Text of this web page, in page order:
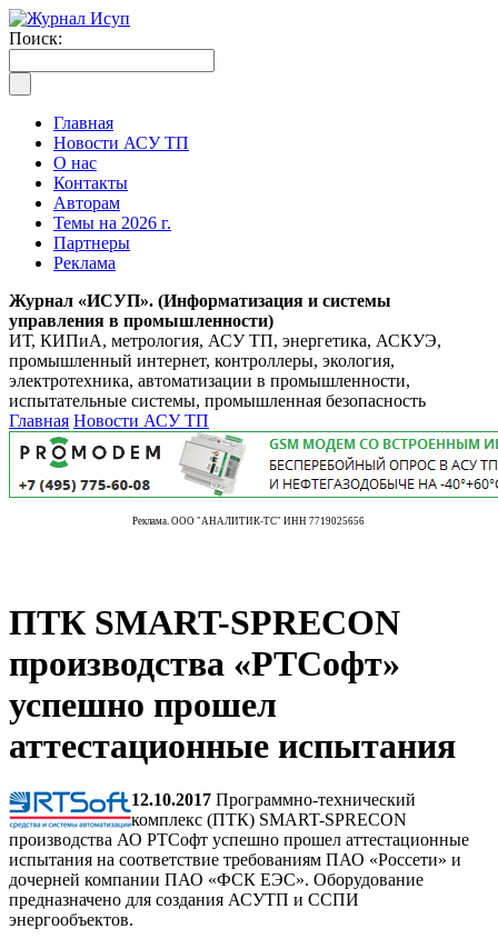
Поиск:
Главная
Новости АСУ ТП
О нас
Контакты
Авторам
Темы на 2026 г.
Партнеры
Реклама
Журнал «ИСУП». (Информатизация и системы
управления в промышленности)
ИТ, КИПиА, метрология, АСУ ТП, энергетика, АСКУЭ,
промышленный интернет, контроллеры, экология,
электротехника, автоматизации в промышленности,
испытательные системы, промышленная безопасность
Главная Новости АСУ ТП
Реклама. ООО "АНАЛИТИК-ТС" ИНН 7719025656
ПТК SMART-SPRECON
производства «РТСофт»
успешно прошел
аттестационные испытания
12.10.2017 Программно-технический
комплекс (ПТК) SMART-SPRECON
производства АО РТСофт успешно прошел аттестационные
испытания на соответствие требованиям ПАО «Россети» и
дочерней компании ПАО «ФСК ЕЭС». Оборудование
предназначено для создания АСУТП и ССПИ
энергообъектов.